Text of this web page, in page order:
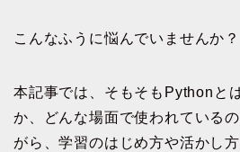
こんなふうに悩んでいませんか？
本記事では、そもそもPythonと
か、どんな場面で使われている
がら、学習のはじめ方や活かし